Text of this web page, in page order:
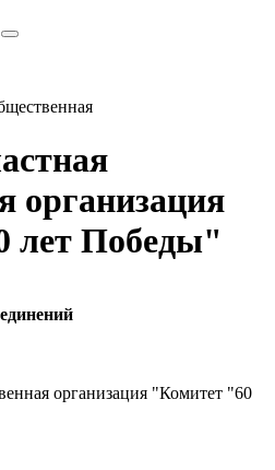
организация
лет Победы"
организация "Комитет "60